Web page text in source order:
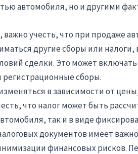
автомобиля, но и другими
учесть, что при продаже
другие сборы или налоги,
сделки. Это может включать
сборы.
в зависимости от
что налог может быть
так и в виде
документов имеет
финансовых рисков.